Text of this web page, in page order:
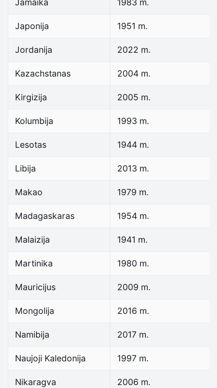
Jamaika 1983 m.
Japonija 1951 m.
Jordanija 2022 m.
Kazachstanas 2004 m.
Kirgizija 2005 m.
Kolumbija 1993 m.
Lesotas 1944 m.
Libija 2013 m.
Makao 1979 m.
Madagaskaras 1954 m.
Malaizija 1941 m.
Martinika 1980 m.
Mauricijus 2009 m.
Mongolija 2016 m.
Namibija 2017 m.
Naujoji Kaledonija 1997 m.
Nikaragva 2006 m.